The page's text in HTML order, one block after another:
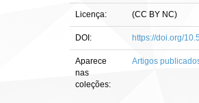
Licença: (CC BY NC)
DOI: https://doi.org/
Aparece
nas
coleções:
Artigos